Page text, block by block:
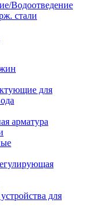
Водоотведение
стали
для
арматура
для